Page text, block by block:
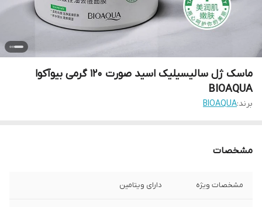
ماسک ژل سالیسیلیک اسید صورت 120 گرمی بیوآکوا
BIOAQUA
برند:BIOAQUA
مشخصات
مشخصات ویژه دارای ویتامین